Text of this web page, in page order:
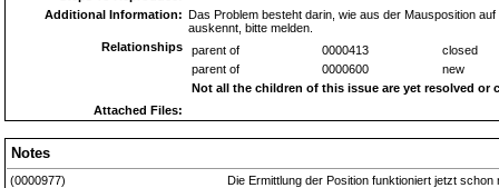
Additional Information: Das Problem besteht darin, wie aus der Mausposition
auskennt, bitte melden.
Relationships
parent of 0000413
closed
parent of
0000600
new
Not all the children of this issue are yet resolved or
Attached Files:
Notes
(0000977)
Die Ermittlung der Position funktioniert jetzt schon